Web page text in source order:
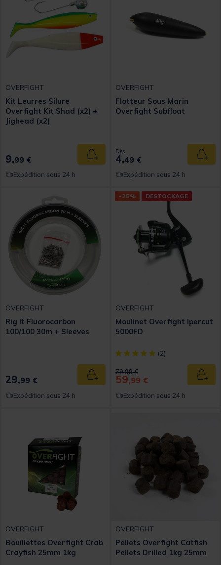
OVERFIGHT
Kit Leurres Silure
Overfight Kit Shad (x2) +
Jighead (x2)
9,99 € Ajouter au panier
Expédition sous 24 h
OVERFIGHT
Flotteur Sous Marin
Overfight Subfloat
Dès
4,49 €
Expédition sous 24 h
OVERFIGHT
Rig It Fluorocarbon
100/100 30m + Sleeves
29,99 € Ajouter au panier
Expédition sous 24 h
-25% DESTOCKAGE
OVERFIGHT
Moulinet Overfight Ipercut
5000FD
[object Object] out of 5
(2)
Price reduced from
79,99 €to
59,99 €
Expédition sous 24 h
OVERFIGHT
Bouillettes Overfight Crab
Crayfish 25mm 1kg
OVERFIGHT
Pellets Overfight Catfish
Pellets Drilled 1kg 25mm